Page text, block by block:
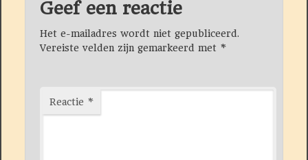
Geef een reactie
Het e-mailadres wordt niet gepubliceerd.
Vereiste velden zijn gemarkeerd met *
Reactie *